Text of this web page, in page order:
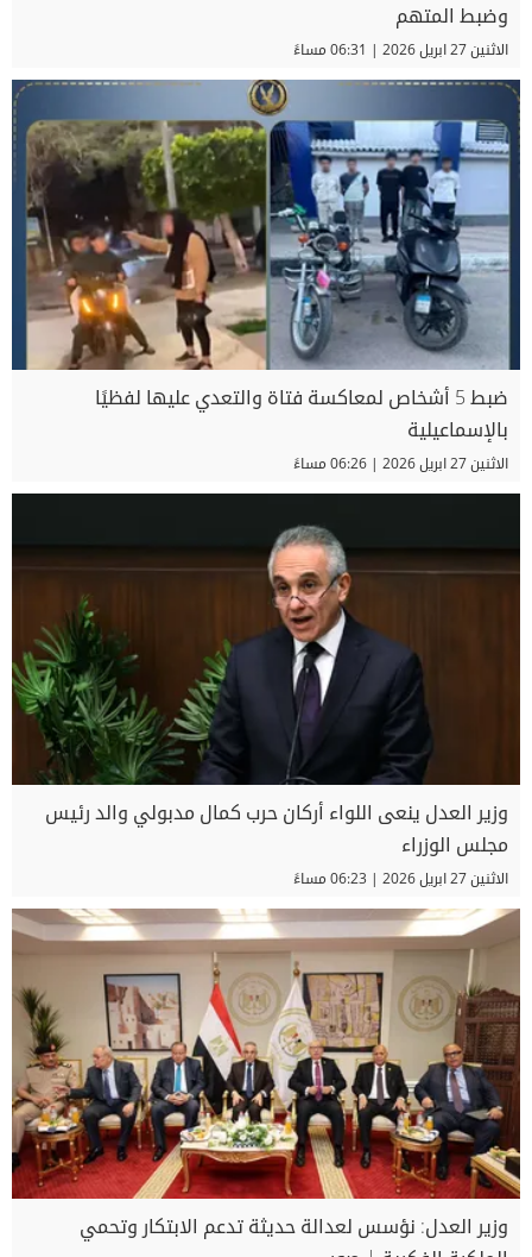
وضبط المتهم
الاثنين 27 ابريل 2026 | 06:31 مساءً
ضبط 5 أشخاص لمعاكسة فتاة والتعدي عليها لفظيًا
بالإسماعيلية
الاثنين 27 ابريل 2026 | 06:26 مساءً
وزير العدل ينعى اللواء أركان حرب كمال مدبولي والد رئيس
مجلس الوزراء
الاثنين 27 ابريل 2026 | 06:23 مساءً
وزير العدل: نؤسس لعدالة حديثة تدعم الابتكار وتحمي